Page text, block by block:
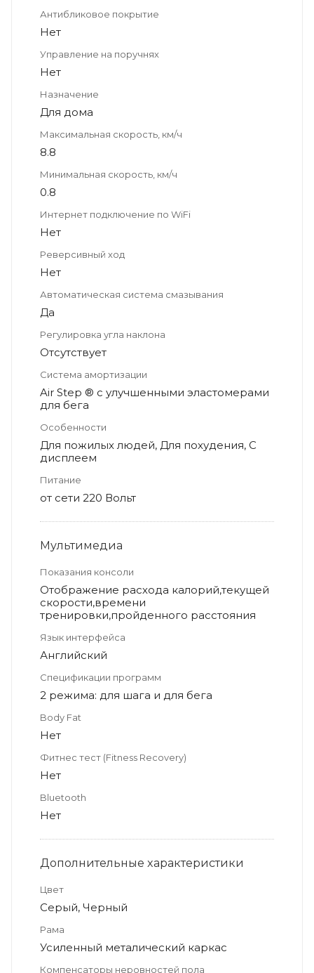
Антибликовое покрытие
Нет
Управление на поручнях
Нет
Назначение
Для дома
Максимальная скорость, км/ч
8.8
Минимальная скорость, км/ч
0.8
Интернет подключение по WiFi
Нет
Реверсивный ход
Нет
Автоматическая система смазывания
Да
Регулировка угла наклона
Отсутствует
Система амортизации
Air Step ® с улучшенными эластомерами
для бега
Особенности
Для пожилых людей, Для похудения, С
дисплеем
Питание
от сети 220 Вольт
Мультимедиа
Показания консоли
Отображение расхода калорий,текущей
скорости,времени
тренировки,пройденного расстояния
Язык интерфейса
Английский
Спецификации программ
2 режима: для шага и для бега
Body Fat
Нет
Фитнес тест (Fitness Recovery)
Нет
Bluetooth
Нет
Дополнительные xарактеристики
Цвет
Серый, Черный
Рама
Усиленный металический каркас
Компенсаторы неровностей пола